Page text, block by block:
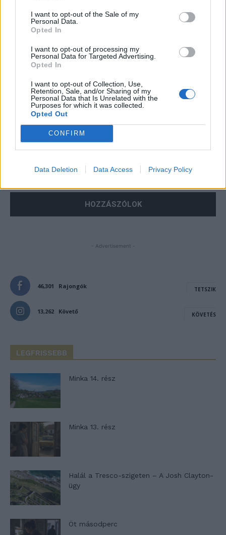
I want to opt-out of the Sale of my
Personal Data.
Opted In
I want to opt-out of processing my
Personal Data for Targeted Advertising.
Opted In
I want to opt-out of Collection, Use,
Retention, Sale, and/or Sharing of my
Personal Data that Is Unrelated with the
Purposes for which it was collected.
Opted Out
CONFIRM
Data Deletion Data Access Privacy Policy
Save my name, email, and website in this browser for the
next time I comment.
Notify me of follow-up comments by email.
- Advertisement -
46,301 Rajongók TETSZIK
13,262 Követő KÖVETÉS
LEGFRISSEBB
Minka 14. rész
Minka 13. rész
Halál a Tresco-szigeten – A Josh Clayton-
ügy
Öt másodperc